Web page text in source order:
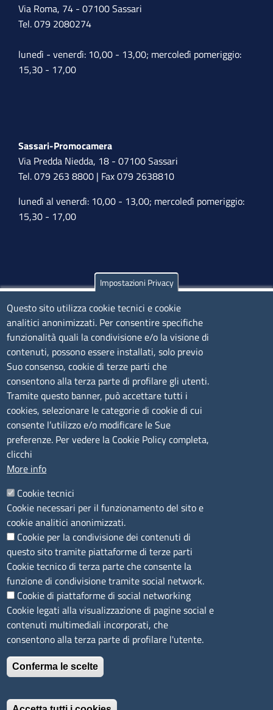
Via Roma, 74 - 07100 Sassari
Tel. 079 2080274
lunedì - venerdì: 10,00 - 13,00; mercoledì pomeriggio:
15,30 - 17,00
Sassari-Promocamera
Via Predda Niedda, 18 - 07100 Sassari
Tel. 079 263 8800 | Fax 079 2638810
lunedì al venerdì: 10,00 - 13,00; mercoledì pomeriggio:
15,30 - 17,00
Olbia
Via Nanni 43 - 07026 Olbia
Tel. 0789 66122 | 0789 69580
mail:ufficio.olbia@ss.camcom.it
lunedì al venerdì: 9,00 - 12,00; lunedì pomeriggio: 16,00
- 17,00
CONTATTI
Camera di Commercio, Industria, Artigianato e
Agricoltura di Sassari
P.IVA01047570906
Codice Fiscale 80000930901
Codice Univoco per le fatture elettroniche
LINK UTILI
Segnalazione di illecito
Amministrazione Trasparente
Accesso riservato
Mappa del sito
Impostazioni Privacy
Questo sito utilizza cookie tecnici e cookie
analitici anonimizzati. Per consentire specifiche
funzionalità quali la condivisione e/o la visione di
contenuti, possono essere installati, solo previo
Suo consenso, cookie di terze parti che
consentono alla terza parte di profilare gli utenti.
Tramite questo banner, può accettare tutti i
cookies, selezionare le categorie di cookie di cui
consente l’utilizzo e/o modificare le Sue
preferenze. Per vedere la Cookie Policy completa,
clicchi
More info
Cookie tecnici
Cookie necessari per il funzionamento del sito e
cookie analitici anonimizzati.
Cookie per la condivisione dei contenuti di
questo sito tramite piattaforme di terze parti
Cookie tecnico di terza parte che consente la
funzione di condivisione tramite social network.
Cookie di piattaforme di social networking
Cookie legati alla visualizzazione di pagine social e
contenuti multimediali incorporati, che
consentono alla terza parte di profilare l'utente.
Conferma le scelte